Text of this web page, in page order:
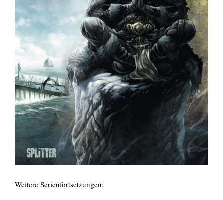
Weitere Serienfortsetzungen: